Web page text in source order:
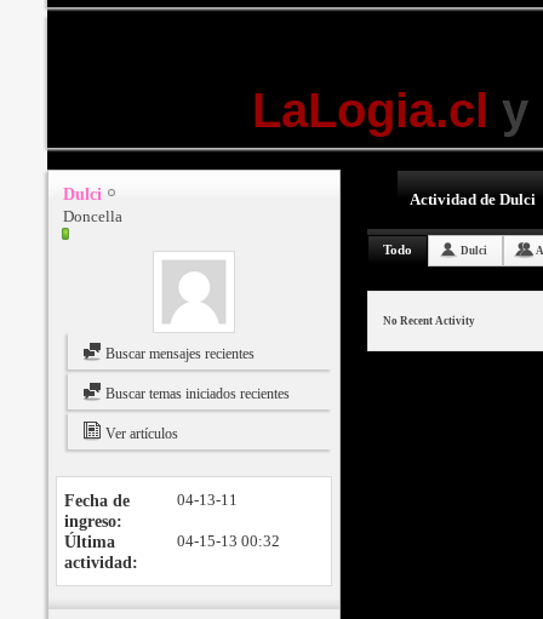
LaLogia.cl y
Dulci
Doncella
Buscar mensajes recientes
Buscar temas iniciados recientes
Ver artículos
Fecha de
ingreso
04-13-11
Última
actividad
04-15-1300:32
Actividad de Dulci
Todo Dulci
No Recent Activity